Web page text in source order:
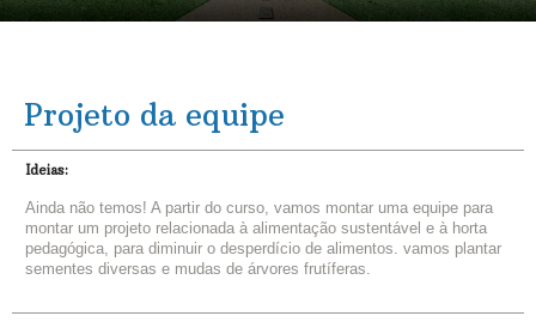
Projeto da equipe
Ideias:
Ainda não temos! A partir do curso, vamos montar uma equipe para
montar um projeto relacionada à alimentação sustentável e à horta
pedagógica, para diminuir o desperdício de alimentos. vamos plantar
sementes diversas e mudas de árvores frutíferas.